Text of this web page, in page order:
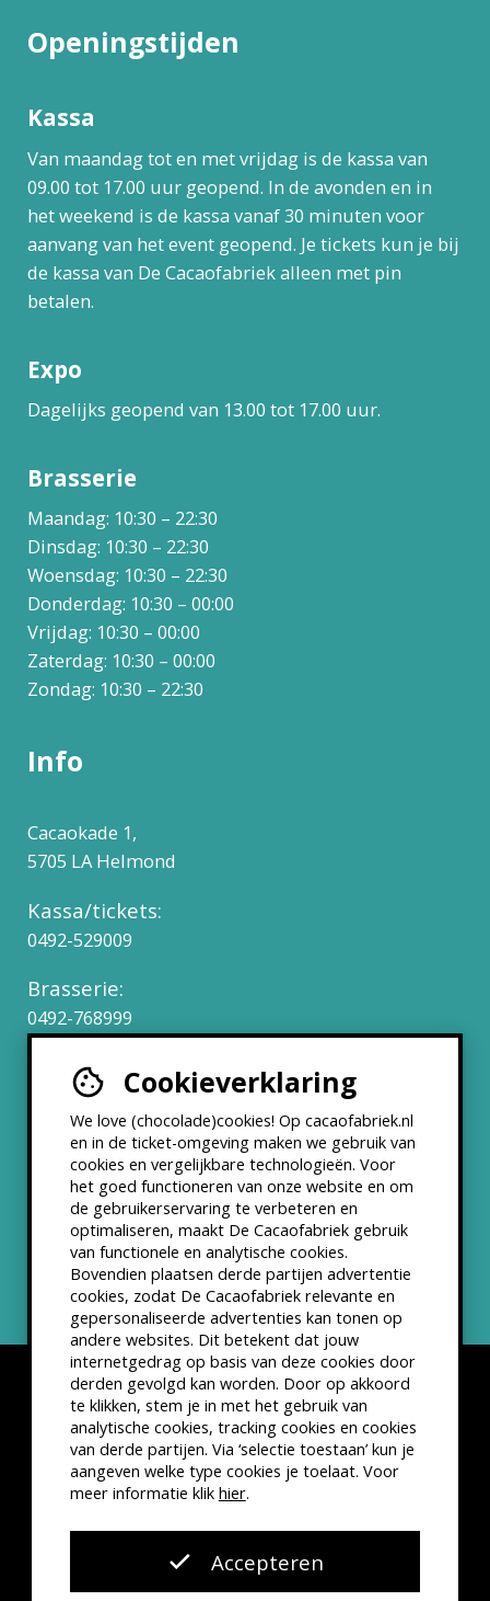
Cookieverklaring
We love (chocolade)cookies! Op cacaofabriek.nl
en in de ticket-omgeving maken we gebruik van
cookies en vergelijkbare technologieën. Voor
het goed functioneren van onze website en om
de gebruikerservaring te verbeteren en
optimaliseren, maakt De Cacaofabriek gebruik
van functionele en analytische cookies.
Bovendien plaatsen derde partijen advertentie
cookies, zodat De Cacaofabriek relevante en
gepersonaliseerde advertenties kan tonen op
andere websites. Dit betekent dat jouw
internetgedrag op basis van deze cookies door
derden gevolgd kan worden. Door op akkoord
te klikken, stem je in met het gebruik van
analytische cookies, tracking cookies en cookies
van derde partijen. Via ‘selectie toestaan’ kun je
aangeven welke type cookies je toelaat. Voor
meer informatie klik hier.
Accepteren
Openingstijden
Kassa
Van maandag tot en met vrijdag is de kassa van
09.00 tot 17.00 uur geopend. In de avonden en in
het weekend is de kassa vanaf 30 minuten voor
aanvang van het event geopend. Je tickets kun je bij
de kassa van De Cacaofabriek alleen met pin
betalen.
Expo
Dagelijks geopend van 13.00 tot 17.00 uur.
Brasserie
Maandag: 10:30 – 22:30
Dinsdag: 10:30 – 22:30
Woensdag: 10:30 – 22:30
Donderdag: 10:30 – 00:00
Vrijdag: 10:30 – 00:00
Zaterdag: 10:30 – 00:00
Zondag: 10:30 – 22:30
Info
Cacaokade 1,
5705 LA Helmond
Kassa/tickets:
0492-529009
Brasserie:
0492-768999
Werken bij
Partners & Samenwerkingen
ANBI status
Nieuwsbrief
Disclaimer Privacyverklaring
Kleine lettertjes
VSCD Bezoekersvoorwaarden
Website doorThe Cre8ion.Lab